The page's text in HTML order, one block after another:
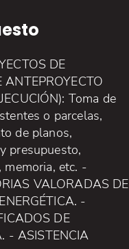
DE
Toma de
o parcelas,
de planos,
presupuesto,
etc. -
VALORADAS DE
-
DE
- ASISTENCIA